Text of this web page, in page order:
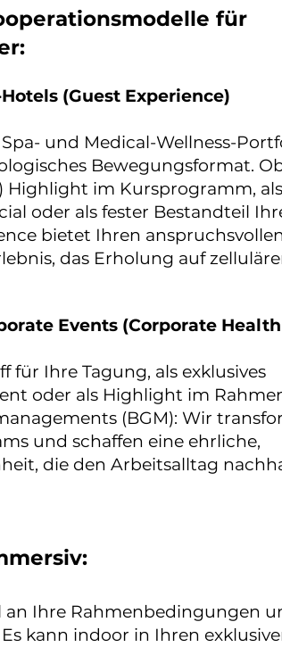
für
(Guest Experience)
und Medical-Wellness-
Bewegungsformat.
Highlight im Kursprogramm, als
oder als fester Bestandteil
bietet Ihren anspruchsvollen
das Erholung auf
Events (Corporate
für Ihre Tagung, als exklusives
oder als Highlight im
(BGM): Wir
und schaffen eine ehrliche,
die den Arbeitsalltag
Ihre Rahmenbedingungen
kann indoor in Ihren